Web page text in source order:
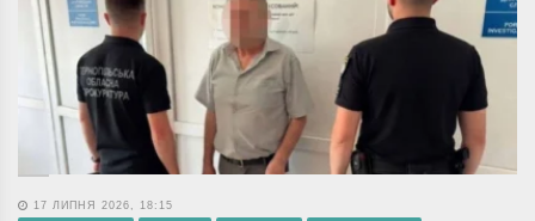
17 ЛИПНЯ 2026, 18:15